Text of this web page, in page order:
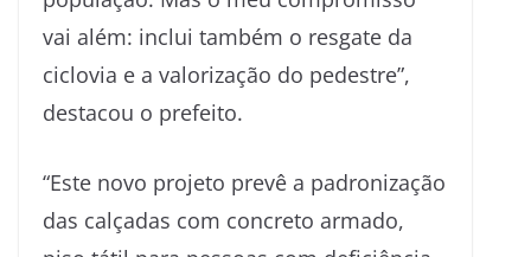
vai além: inclui também o resgate da
ciclovia e a valorização do pedestre”,
destacou o prefeito.
“Este novo projeto prevê a padronização
das calçadas com concreto armado,